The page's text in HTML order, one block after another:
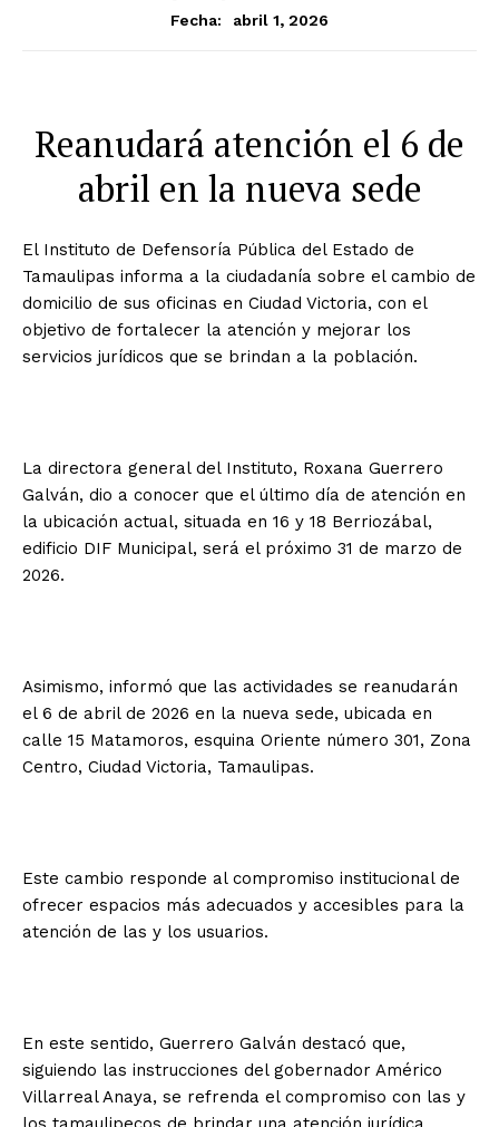
Fecha:
abril 1, 2026
Reanudará atención el 6 de
abril en la nueva sede
El Instituto de Defensoría Pública del Estado de
Tamaulipas informa a la ciudadanía sobre el cambio de
domicilio de sus oficinas en Ciudad Victoria, con el
objetivo de fortalecer la atención y mejorar los
servicios jurídicos que se brindan a la población.
La directora general del Instituto, Roxana Guerrero
Galván, dio a conocer que el último día de atención en
la ubicación actual, situada en 16 y 18 Berriozábal,
edificio DIF Municipal, será el próximo 31 de marzo de
2026.
Asimismo, informó que las actividades se reanudarán
el 6 de abril de 2026 en la nueva sede, ubicada en
calle 15 Matamoros, esquina Oriente número 301, Zona
Centro, Ciudad Victoria, Tamaulipas.
Este cambio responde al compromiso institucional de
ofrecer espacios más adecuados y accesibles para la
atención de las y los usuarios.
En este sentido, Guerrero Galván destacó que,
siguiendo las instrucciones del gobernador Américo
Villarreal Anaya, se refrenda el compromiso con las y